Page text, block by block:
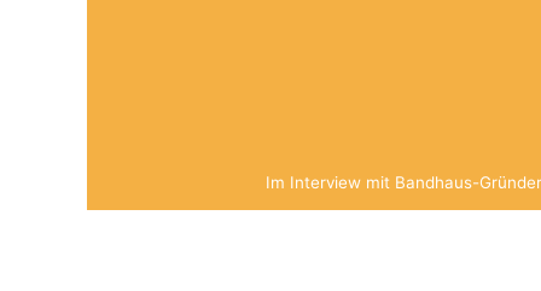
Im Interview mit Bandhaus-